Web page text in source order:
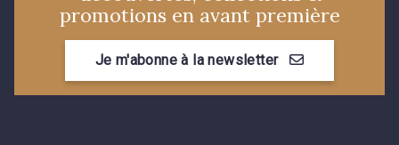
promotions en avant première
Je m'abonne à la newsletter